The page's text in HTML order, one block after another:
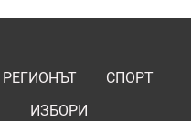
РЕГИОНЪТ
СПОРТ
ИЗБОРИ